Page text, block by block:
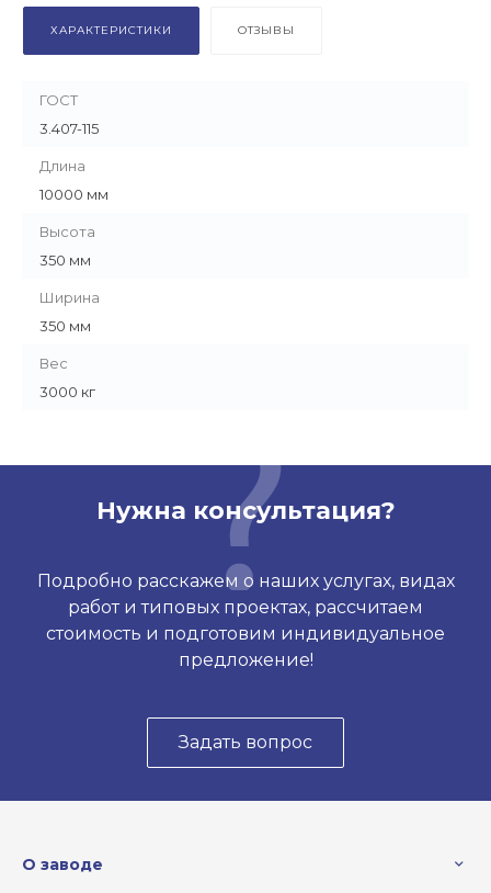
ХАРАКТЕРИСТИКИ ОТЗЫВЫ
ГОСТ
3.407-115
Длина
10000 мм
Высота
350 мм
Ширина
350 мм
Вес
3000 кг
Нужна консультация?
Подробно расскажем о наших услугах, видах
работ и типовых проектах, рассчитаем
стоимость и подготовим индивидуальное
предложение!
Задать вопрос
О заводе